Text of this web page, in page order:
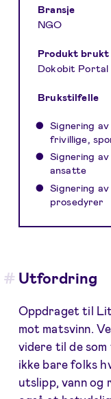
Bransje
NGO
Produkt brukt
Dokobit Portal
Brukstilfelle
Signering
frivillige,
Signering
ansatte
Signering
prosedyrer
Utfordring
Oppdraget til
mot matsvinn.
videre til de
ikke bare folks
utslipp, vann og